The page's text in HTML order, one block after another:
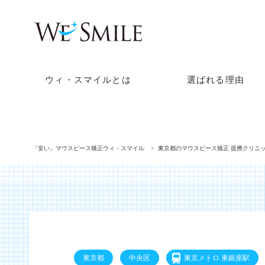
ウィ・スマイルとは 選ばれる理由
「安い」マウスピース矯正ウィ・スマイル 東京都のマウスピース矯正 提携クリニ
東京都 中央区 東京メトロ 東銀座駅